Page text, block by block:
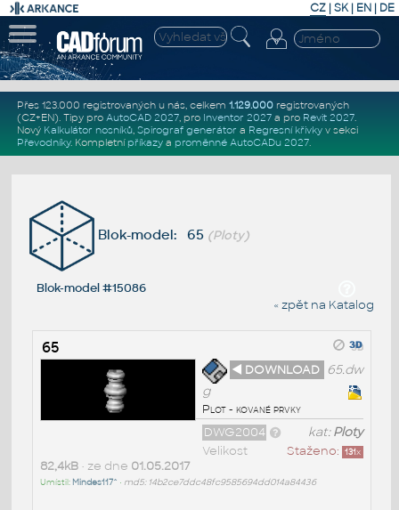
CZ | SK| EN | DE
Přes 123.000 registrovaných u nás, celkem 1.129.000registrovaných
(CZ+EN). Tipy pro AutoCAD 2027, pro Inventor 2027a pro Revit 2027.
Nový Kalkulátor nosníků, Spirograf generátor a Regresní křivkyv sekci
Převodníky. Kompletní příkazya proměnné AutoCADu 2027.
Blok-model: 65 (Ploty)
Blok-model #15086
« zpět na Katalog
65
◄ DOWNLOAD
65.dw
g
Plot - kované prvky
kat:Ploty
DWG2004
Staženo: 131x
Velikost
82,4kB• ze dne 01.05.2017
Umístil: Mindes117^ • md5: 14b2ce7ddc48fc9585694dd014a84436